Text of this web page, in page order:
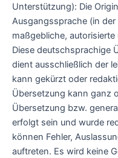
Unterstützung): Die
Ausgangssprache (in
maßgebliche,
Diese deutschsprachige
dient ausschließlich der
kann gekürzt oder
Übersetzung kann ganz
Übersetzung bzw.
erfolgt sein und wurde
können Fehler,
auftreten. Es wird keine